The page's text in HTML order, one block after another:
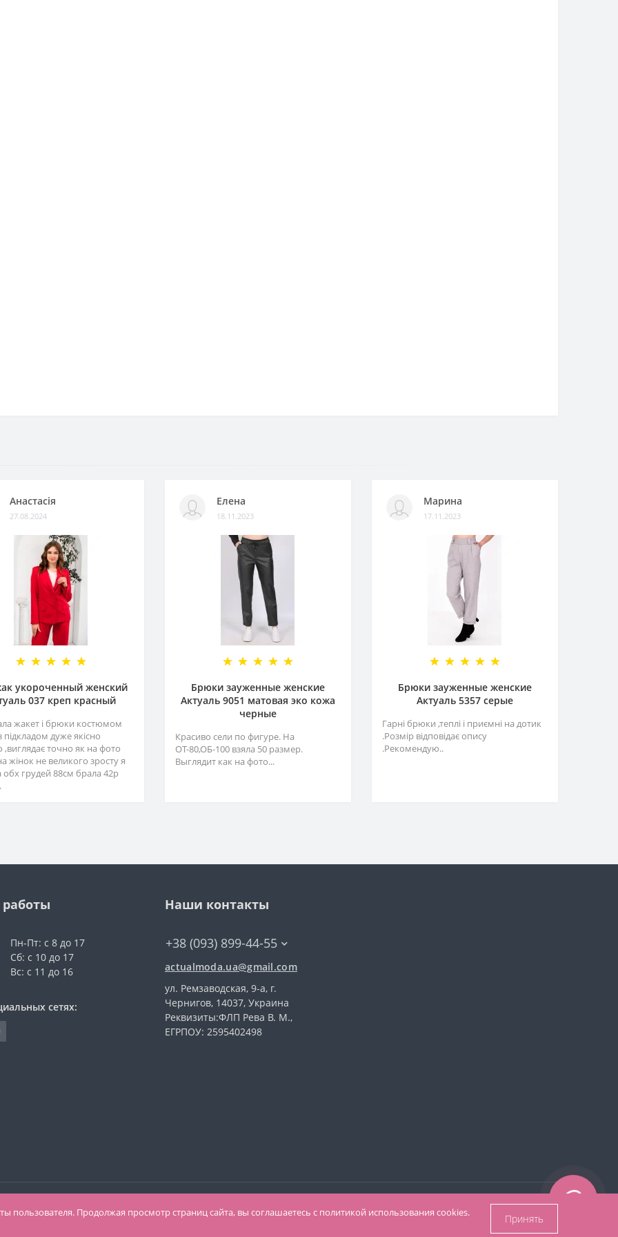
Анастасія
27.08.2024
укороченный женский
037 креп красный
жакет і брюки костюмом
підкладом дуже якісно
точно як на фото
жінок не великого зросту я
обх грудей 88см брала 42р
Елена
18.11.2023
Брюки зауженные женские
Актуаль 9051 матовая эко кожа
черные
Красиво сели по фигуре. На
ОТ-80,ОБ-100 взяла 50 размер.
Выглядит как на фото...
Марина
17.11.2023
Брюки зауженные женские
Актуаль 5357 серые
Гарні брюки ,теплі і приємні на дотик
.Розмір відповідає опису
.Рекомендую..
Пн-Пт: с 8 до 17
Сб: с 10 до 17
Вс: с 11 до 16
сетях:
Наши контакты
+38 (093) 899-44-55
actualmoda.ua@gmail.com
ул. Ремзаводская, 9-а, г.
Чернигов, 14037, Украина
Реквизиты:ФЛП Рева В. М.,
ЕГРПОУ: 2595402498
пользователя. Продолжая просмотр страниц сайта, вы соглашаетесь с политикой использования cookies.
Принять